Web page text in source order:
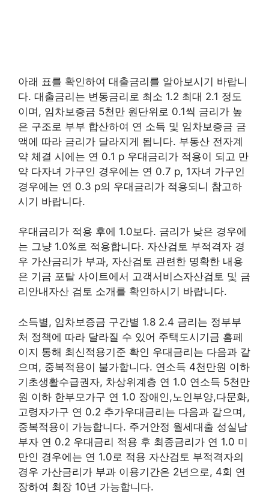
아래 표를 확인하여 대출금리를 알아보시기 바랍니
다. 대출금리는 변동금리로 최소 1.2 최대 2.1 정도
이며, 임차보증금 5천만 원단위로 0.1씩 금리가 높
은 구조로 부부 합산하여 연 소득 및 임차보증금 금
액에 따라 금리가 달라지게 됩니다. 부동산 전자계
약 체결 시에는 연 0.1 p 우대금리가 적용이 되고 만
약 다자녀 가구인 경우에는 연 0.7 p, 1자녀 가구인
경우에는 연 0.3 p의 우대금리가 적용되니 참고하
시기 바랍니다.
우대금리가 적용 후에 1.0보다. 금리가 낮은 경우에
는 그냥 1.0%로 적용합니다. 자산검토 부적격자 경
우 가산금리가 부과, 자산검토 관련한 명확한 내용
은 기금 포탈 사이트에서 고객서비스자산검토 및 금
리안내자산 검토 소개를 확인하시기 바랍니다.
소득별, 임차보증금 구간별 1.8 2.4 금리는 정부부
처 정책에 따라 달라질 수 있어 주택도시기금 홈페
이지 통해 최신적용기준 확인 우대금리는 다음과 같
으며, 중복적용이 불가합니다. 연소득 4천만원 이하
기초생활수급권자, 차상위계층 연 1.0 연소득 5천만
원 이하 한부모가구 연 1.0 장애인,노인부양,다문화,
고령자가구 연 0.2 추가우대금리는 다음과 같으며,
중복적용이 가능합니다. 주거안정 월세대출 성실납
부자 연 0.2 우대금리 적용 후 최종금리가 연 1.0 미
만인 경우에는 연 1.0로 적용 자산검토 부적격자의
경우 가산금리가 부과 이용기간은 2년으로, 4회 연
장하여 최장 10년 가능합니다.